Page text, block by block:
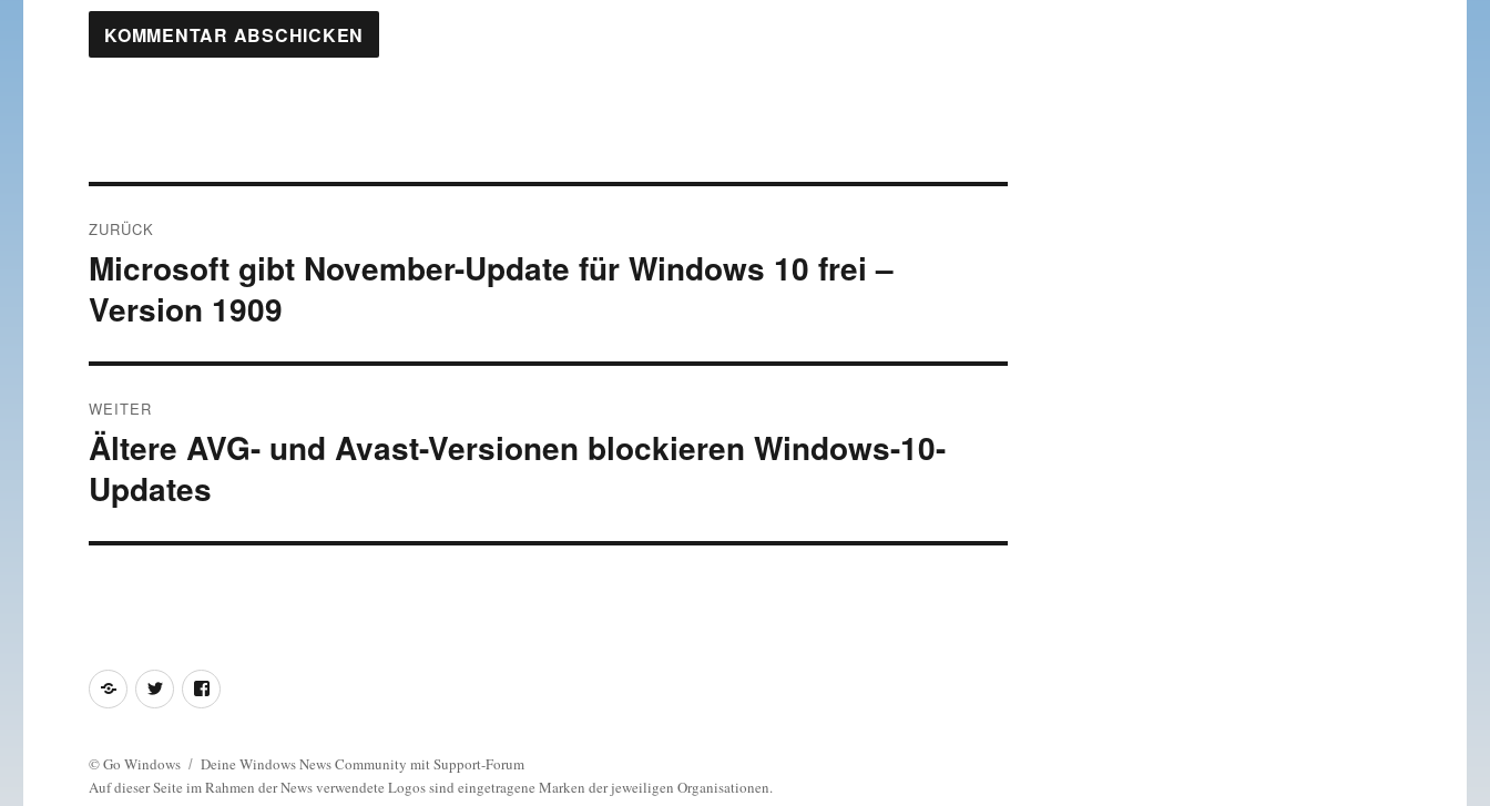
ZURÜCK
Vorheriger
Beitrag:
Microsoft gibt November-Update für Windows 10 frei –
Version 1909
WEITER
Nächster
Beitrag:
Ältere AVG- und Avast-Versionen blockieren Windows-10-
Updates
Feed TwitterFacebook
©Go Windows
Deine Windows News Community mit Support-Forum
Auf dieser Seite im Rahmen der News verwendete Logos sind eingetragene Marken der jeweiligen Organisationen.